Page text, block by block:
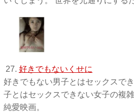
27. 好きでもないくせに
好きでもない男子とはセックスで
子とはセックスできない女子の複
純愛映画。